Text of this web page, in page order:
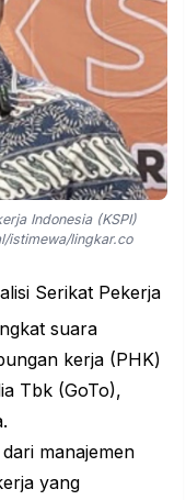
Indonesia (KSPI)
istimewa/lingkar.co
Serikat Pekerja
suara
kerja (PHK)
Tbk (GoTo),
manajemen
yang